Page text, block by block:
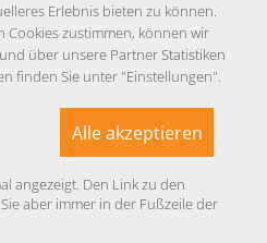
Erlebnis bieten zu können.
Cookies zustimmen, können wir
über unsere Partner Statistiken
finden Sie unter "Einstellungen".
Alle akzeptieren
angezeigt. Den Link zu den
aber immer in der Fußzeile der